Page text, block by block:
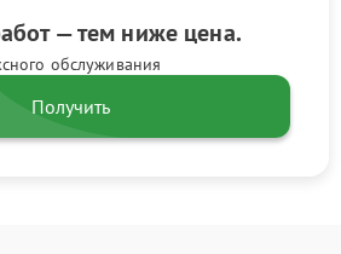
— тем ниже цена.
обслуживания
Получить